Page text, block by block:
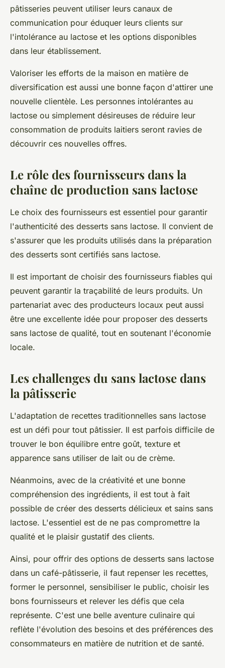
pâtisseries peuvent utiliser leurs canaux de
communication pour éduquer leurs clients sur
l'intolérance au lactose et les options disponibles
dans leur établissement.
Valoriser les efforts de la maison en matière de
diversification est aussi une bonne façon d'attirer une
nouvelle clientèle. Les personnes intolérantes au
lactose ou simplement désireuses de réduire leur
consommation de produits laitiers seront ravies de
découvrir ces nouvelles offres.
Le rôle des fournisseurs dans la
chaîne de production sans lactose
Le choix des fournisseurs est essentiel pour garantir
l'authenticité des desserts sans lactose. Il convient de
s'assurer que les produits utilisés dans la préparation
des desserts sont certifiés sans lactose.
Il est important de choisir des fournisseurs fiables qui
peuvent garantir la traçabilité de leurs produits. Un
partenariat avec des producteurs locaux peut aussi
être une excellente idée pour proposer des desserts
sans lactose de qualité, tout en soutenant l'économie
locale.
Les challenges du sans lactose dans
la pâtisserie
L'adaptation de recettes traditionnelles sans lactose
est un défi pour tout pâtissier. Il est parfois difficile de
trouver le bon équilibre entre goût, texture et
apparence sans utiliser de lait ou de crème.
Néanmoins, avec de la créativité et une bonne
compréhension des ingrédients, il est tout à fait
possible de créer des desserts délicieux et sains sans
lactose. L'essentiel est de ne pas compromettre la
qualité et le plaisir gustatif des clients.
Ainsi, pour offrir des options de desserts sans lactose
dans un café-pâtisserie, il faut repenser les recettes,
former le personnel, sensibiliser le public, choisir les
bons fournisseurs et relever les défis que cela
représente. C'est une belle aventure culinaire qui
reflète l'évolution des besoins et des préférences des
consommateurs en matière de nutrition et de santé.